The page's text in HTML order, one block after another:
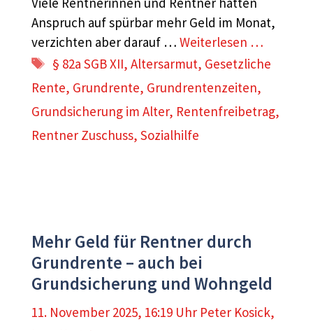
Anspruch auf spürbar mehr Geld im Monat,
verzichten aber darauf … Weiterlesen …
Schlagwörter
§ 82a SGB XII,Altersarmut, Gesetzliche
Rente, Grundrente, Grundrentenzeiten,
Grundsicherung im Alter, Rentenfreibetrag,
Rentner Zuschuss, Sozialhilfe
Mehr Geld für Rentner durch
Grundrente – auch bei
Grundsicherung und Wohngeld
11. November 2025, 16:19 Uhr Peter Kosick,